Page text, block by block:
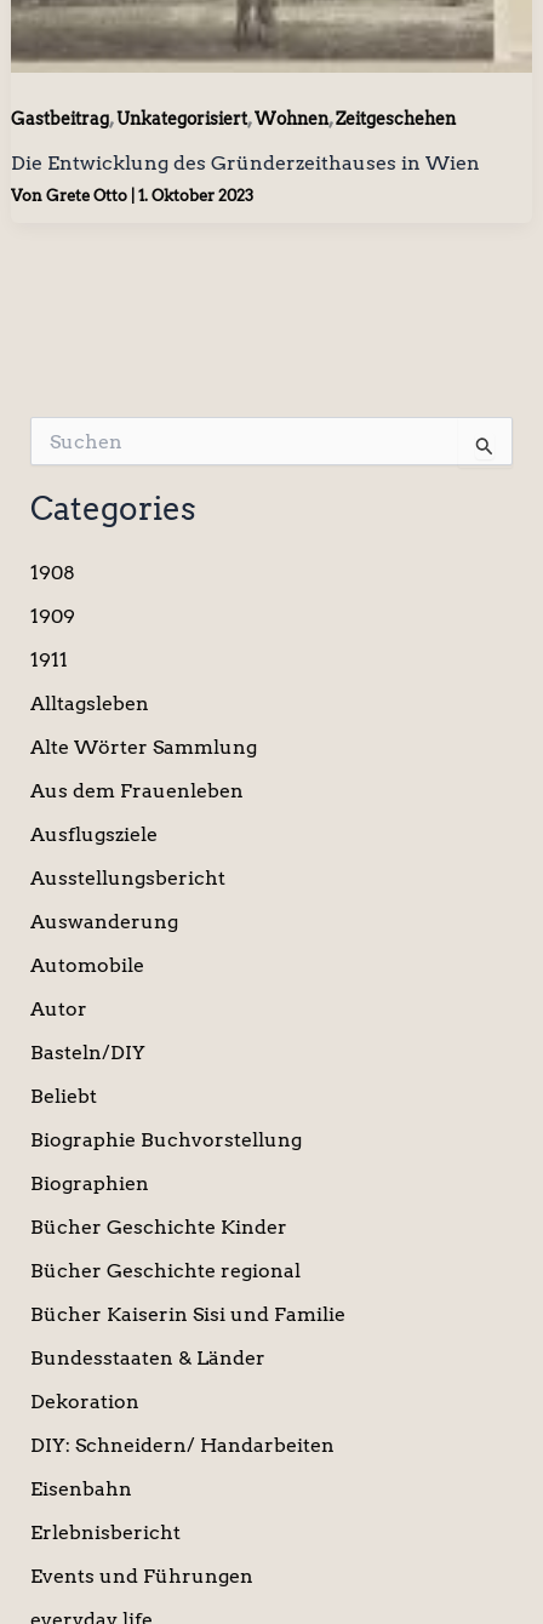
Gastbeitrag,Unkategorisiert,Wohnen,Zeitgeschehen
Die Entwicklung des Gründerzeithauses in Wien
Von Grete Otto 1. Oktober 2023
u
c
h
n
a
h
Categories
1908
1909
1911
Alltagsleben
Alte Wörter Sammlung
Aus dem Frauenleben
Ausflugsziele
Ausstellungsbericht
Auswanderung
Automobile
Autor
Basteln/DIY
Beliebt
Biographie Buchvorstellung
Biographien
Bücher Geschichte Kinder
Bücher Geschichte regional
Bücher Kaiserin Sisi und Familie
Bundesstaaten & Länder
Dekoration
DIY: Schneidern/ Handarbeiten
Eisenbahn
Erlebnisbericht
Events und Führungen